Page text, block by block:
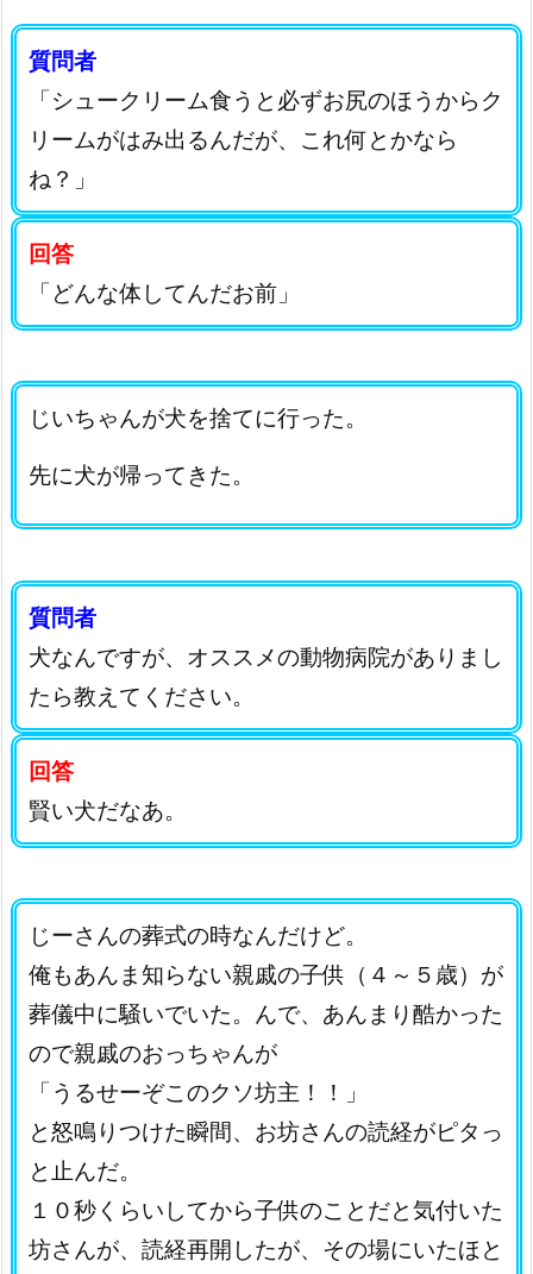
質問者
「シュークリーム食うと必ずお尻のほうからク
リームがはみ出るんだが、これ何とかなら
ね？」
回答
「どんな体してんだお前」
じいちゃんが犬を捨てに行った。
先に犬が帰ってきた。
質問者
犬なんですが、オススメの動物病院がありまし
たら教えてください。
回答
賢い犬だなあ。
じーさんの葬式の時なんだけど。
俺もあんま知らない親戚の子供（４～５歳）が
葬儀中に騒いでいた。んで、あんまり酷かった
ので親戚のおっちゃんが
「うるせーぞこのクソ坊主！！」
と怒鳴りつけた瞬間、お坊さんの読経がピタっ
と止んだ。
１０秒くらいしてから子供のことだと気付いた
坊さんが、読経再開したが、その場にいたほと